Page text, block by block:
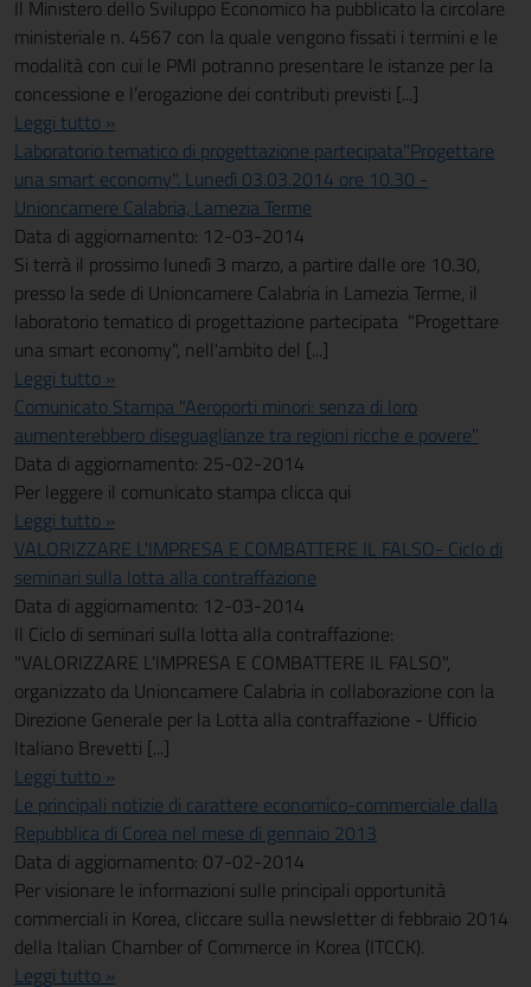
Il Ministero dello Sviluppo Economico ha pubblicato la circolare
ministeriale n. 4567 con la quale vengono fissati i termini e le
modalità con cui le PMI potranno presentare le istanze per la
concessione e l’erogazione dei contributi previsti [...]
Leggi tutto »
Laboratorio tematico di progettazione partecipata"Progettare
una smart economy". Lunedì 03.03.2014 ore 10.30 -
Unioncamere Calabria, Lamezia Terme
Data di aggiornamento: 12-03-2014
Si terrà il prossimo lunedì 3 marzo, a partire dalle ore 10.30,
presso la sede di Unioncamere Calabria in Lamezia Terme, il
laboratorio tematico di progettazione partecipata "Progettare
una smart economy", nell'ambito del [...]
Leggi tutto »
Comunicato Stampa "Aeroporti minori: senza di loro
aumenterebbero diseguaglianze tra regioni ricche e povere"
Data di aggiornamento: 25-02-2014
Per leggere il comunicato stampa clicca qui
Leggi tutto »
VALORIZZARE L'IMPRESA E COMBATTERE IL FALSO- Ciclo di
seminari sulla lotta alla contraffazione
Data di aggiornamento: 12-03-2014
Il Ciclo di seminari sulla lotta alla contraffazione:
"VALORIZZARE L’IMPRESA E COMBATTERE IL FALSO",
organizzato da Unioncamere Calabria in collaborazione con la
Direzione Generale per la Lotta alla contraffazione - Ufficio
Italiano Brevetti [...]
Leggi tutto »
Le principali notizie di carattere economico-commerciale dalla
Repubblica di Corea nel mese di gennaio 2013
Data di aggiornamento: 07-02-2014
Per visionare le informazioni sulle principali opportunità
commerciali in Korea, cliccare sulla newsletter di febbraio 2014
della Italian Chamber of Commerce in Korea (ITCCK).
Leggi tutto »